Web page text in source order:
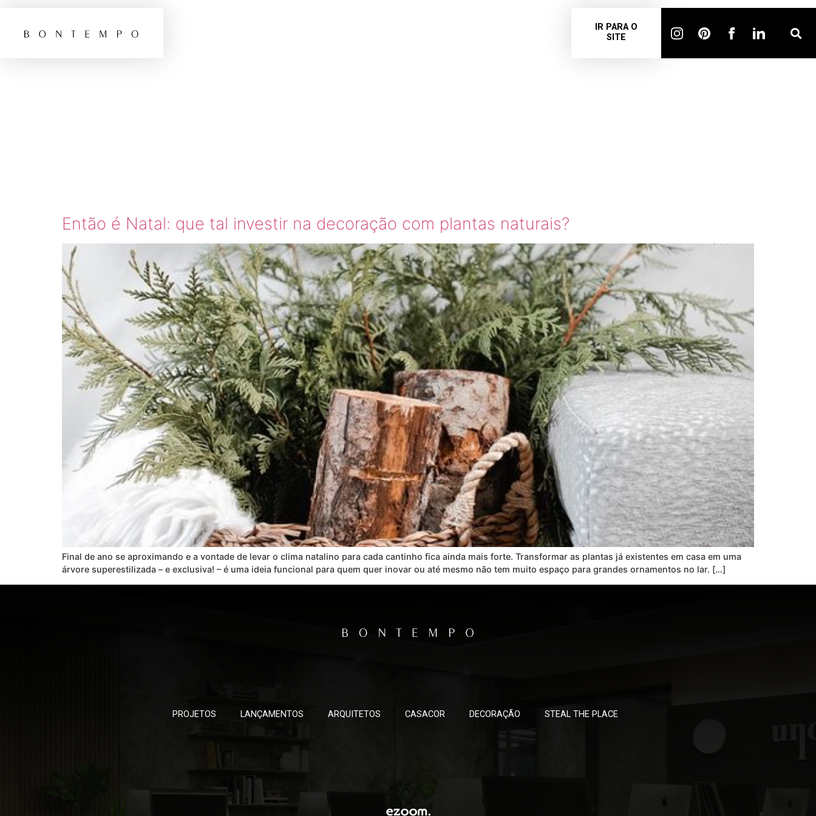
IR PARA O
SITE
Então é Natal: que tal investir na decoração com plantas naturais?
Final de ano se aproximando e a vontade de levar o clima natalino para cada cantinho fica ainda mais forte. Transformar as plantas já existentes em casa em uma
árvore superestilizada – e exclusiva! – é uma ideia funcional para quem quer inovar ou até mesmo não tem muito espaço para grandes ornamentos no lar. […]
PROJETOS LANÇAMENTOS ARQUITETOS CASACOR DECORAÇÃO STEAL THE PLACE